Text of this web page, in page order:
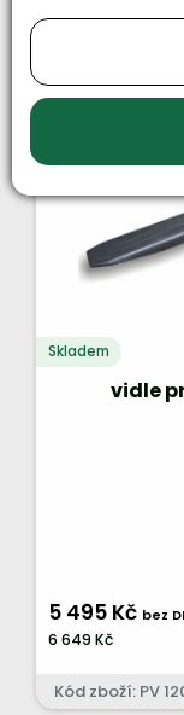
Kód zboží: PV
Skladem
vidle
5 495 Kč bez
6 649 Kč
Kód zboží: PV